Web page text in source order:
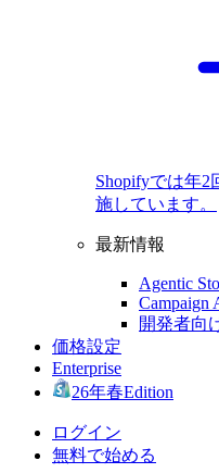
Shopifyでは年2
施しています。
最新情報
Agentic
Campaign
開発者向
価格設定
Enterprise
26年春Edition
ログイン
無料で始める